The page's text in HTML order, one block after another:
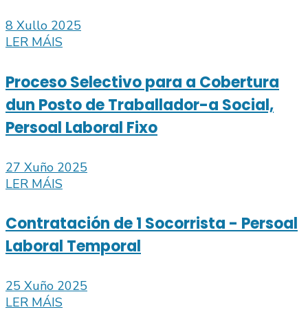
8 Xullo 2025
LER MÁIS
Proceso Selectivo para a Cobertura
dun Posto de Traballador-a Social,
Persoal Laboral Fixo
27 Xuño 2025
LER MÁIS
Contratación de 1 Socorrista - Persoal
Laboral Temporal
25 Xuño 2025
LER MÁIS